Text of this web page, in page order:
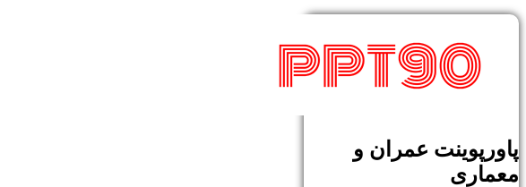
پاورپوینت عمران و
معماری